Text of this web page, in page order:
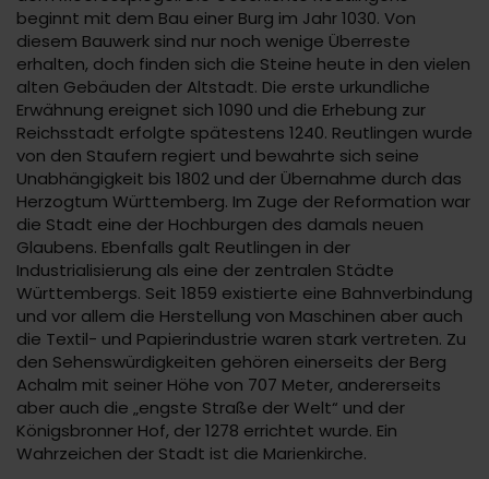
beginnt mit dem Bau einer Burg im Jahr 1030. Von
diesem Bauwerk sind nur noch wenige Überreste
erhalten, doch finden sich die Steine heute in den vielen
alten Gebäuden der Altstadt. Die erste urkundliche
Erwähnung ereignet sich 1090 und die Erhebung zur
Reichsstadt erfolgte spätestens 1240. Reutlingen wurde
von den Staufern regiert und bewahrte sich seine
Unabhängigkeit bis 1802 und der Übernahme durch das
Herzogtum Württemberg. Im Zuge der Reformation war
die Stadt eine der Hochburgen des damals neuen
Glaubens. Ebenfalls galt Reutlingen in der
Industrialisierung als eine der zentralen Städte
Württembergs. Seit 1859 existierte eine Bahnverbindung
und vor allem die Herstellung von Maschinen aber auch
die Textil- und Papierindustrie waren stark vertreten. Zu
den Sehenswürdigkeiten gehören einerseits der Berg
Achalm mit seiner Höhe von 707 Meter, andererseits
aber auch die „engste Straße der Welt“ und der
Königsbronner Hof, der 1278 errichtet wurde. Ein
Wahrzeichen der Stadt ist die Marienkirche.